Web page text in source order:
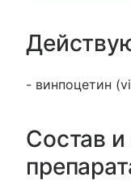
- винпоцетин
Состав